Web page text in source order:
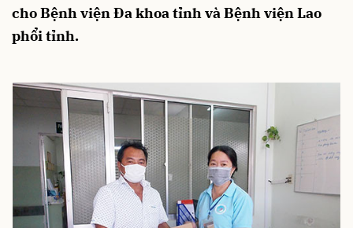
cho Bệnh viện Đa khoa tỉnh và Bệnh viện Lao
phổi tỉnh.